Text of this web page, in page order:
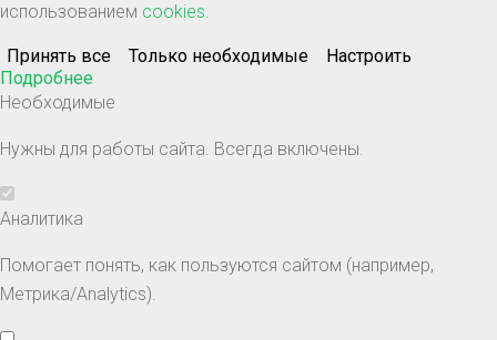
использованием cookies.
Принять все Только необходимые
Настроить
Подробнее
Необходимые
Нужны для работы сайта. Всегда включены.
Аналитика
Помогает понять, как пользуются сайтом (например,
Метрика/Analytics).